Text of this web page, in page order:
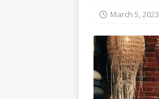
March 5, 2023